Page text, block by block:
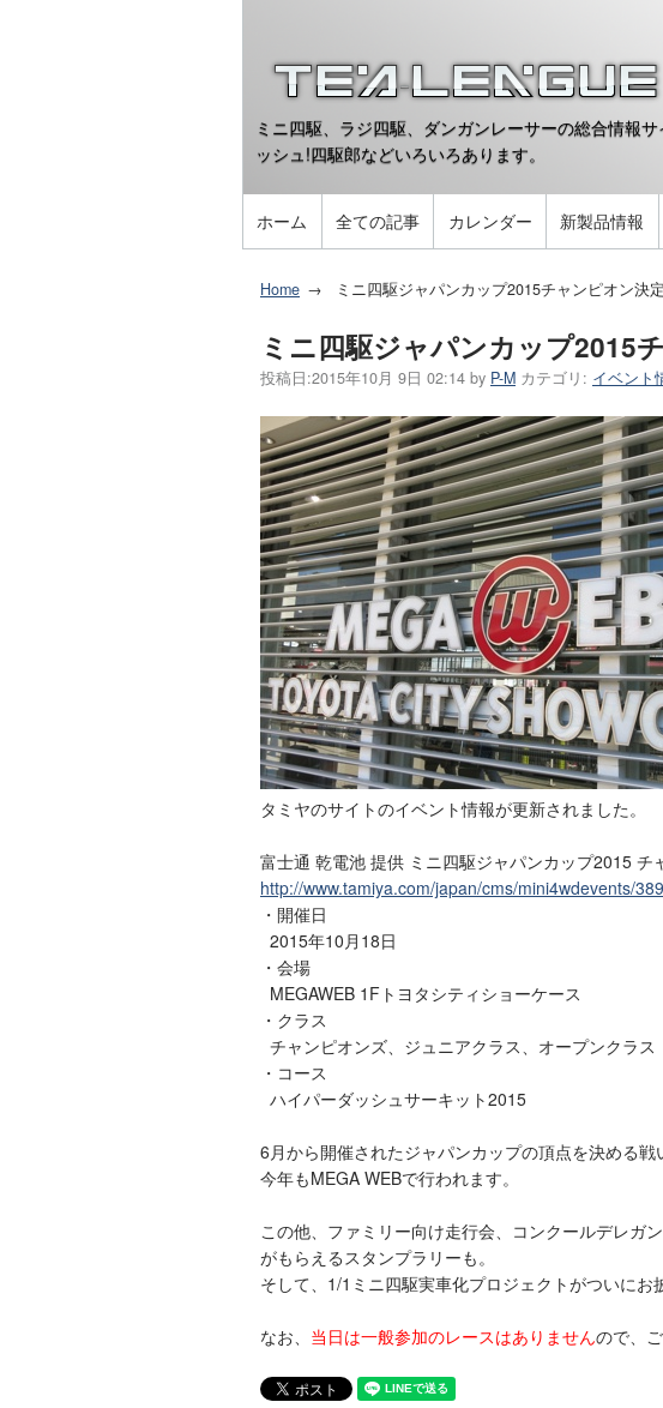
ミニ四駆、ラジ四駆、ダンガンレーサーの総合情報
ッシュ!四駆郎などいろいろあります。
ホーム 全ての記事 カレンダー 新製品情報
Home ミニ四駆ジャパンカップ2015チャンピオン決
ミニ四駆ジャパンカップ2015
投稿日:2015年10月 9日 02:14 by P-M カテゴリ: イベント
タミヤのサイトのイベント情報が更新されました。
富士通 乾電池 提供 ミニ四駆ジャパンカップ2015 チ
http://www.tamiya.com/japan/cms/mini4wdevents/
・開催日
2015年10月18日
・会場
MEGAWEB 1Fトヨタシティショーケース
・クラス
チャンピオンズ、ジュニアクラス、オープンクラス
・コース
ハイパーダッシュサーキット2015
6月から開催されたジャパンカップの頂点を決める戦
今年もMEGA WEBで行われます。
この他、ファミリー向け走行会、コンクールデレガ
がもらえるスタンプラリーも。
そして、1/1ミニ四駆実車化プロジェクトがついにお
なお、 当日は一般参加のレースはありませんので、